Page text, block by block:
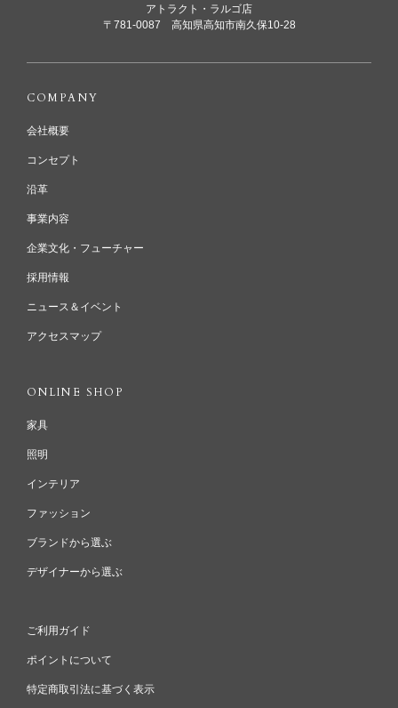
アトラクト・ラルゴ店
〒781-0087 高知県高知市南久保10-28
COMPANY
会社概要
コンセプト
沿革
事業内容
企業文化・フューチャー
採用情報
ニュース＆イベント
アクセスマップ
ONLINE SHOP
家具
照明
インテリア
ファッション
ブランドから選ぶ
デザイナーから選ぶ
ご利用ガイド
ポイントについて
特定商取引法に基づく表示